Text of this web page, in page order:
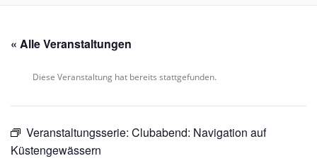
VERLEIH, TOUREN UND SUP
« Alle Veranstaltungen
Diese Veranstaltung hat bereits stattgefunden.
Veranstaltungsserie: Clubabend: Navigation auf
Küstengewässern